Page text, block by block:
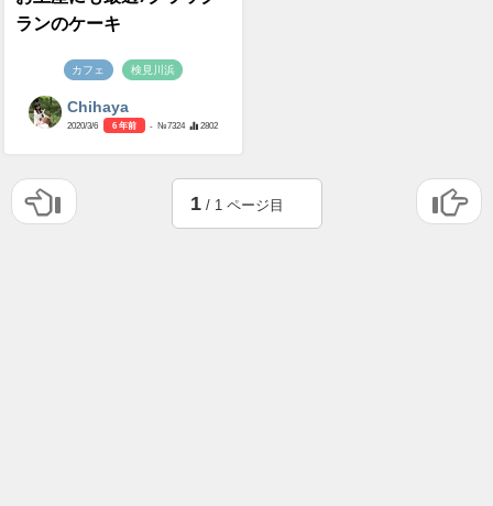
ランのケーキ
カフェ 検見川浜
Chihaya
2020/3/6 6 年前 - №7324 2802
1/ 1 ページ目